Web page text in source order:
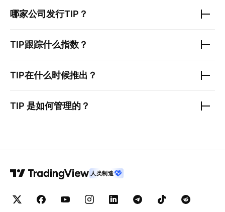
哪家公司发行TIP ？
TIP跟踪什么指数？
TIP在什么时候推出？
TIP 是如何管理的？
人类制造